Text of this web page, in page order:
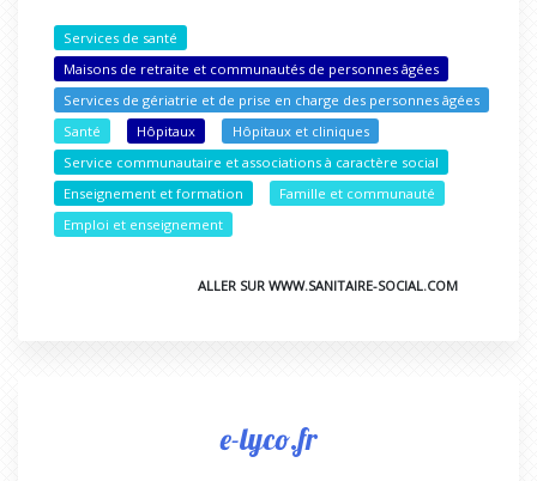
Services de santé
Maisons de retraite et communautés de personnes âgées
Services de gériatrie et de prise en charge des personnes âgées
Santé
Hôpitaux
Hôpitaux et cliniques
Service communautaire et associations à caractère social
Enseignement et formation
Famille et communauté
Emploi et enseignement
ALLER SUR WWW.SANITAIRE-SOCIAL.COM
e-lyco.fr